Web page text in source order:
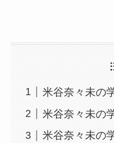
米谷奈々未の
米谷奈々未の
米谷奈々未の